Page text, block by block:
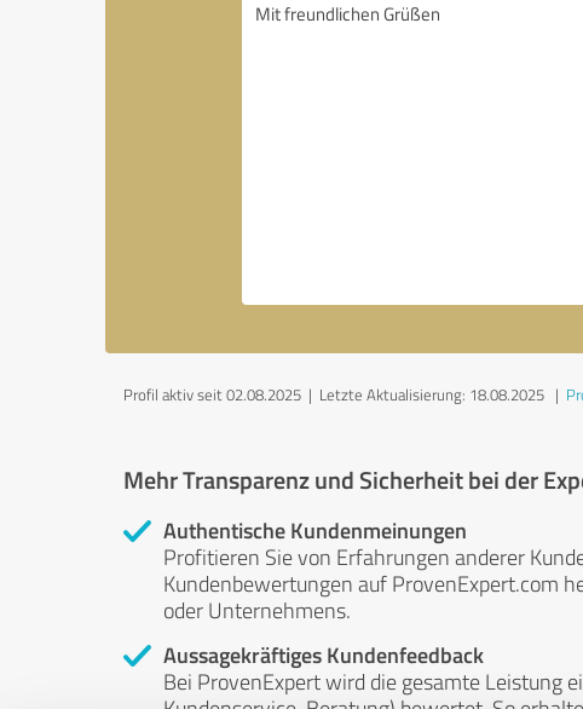
Profil aktiv seit 02.08.2025 | Letzte Aktualisierung: 18.08.2025 |
Mehr Transparenz und Sicherheit bei der
Authentische Kundenmeinungen
Profitieren Sie von Erfahrungen anderer
Kundenbewertungen auf ProvenExpert.com
oder Unternehmens.
Aussagekräftiges Kundenfeedback
Bei ProvenExpert wird die gesamte Leistung